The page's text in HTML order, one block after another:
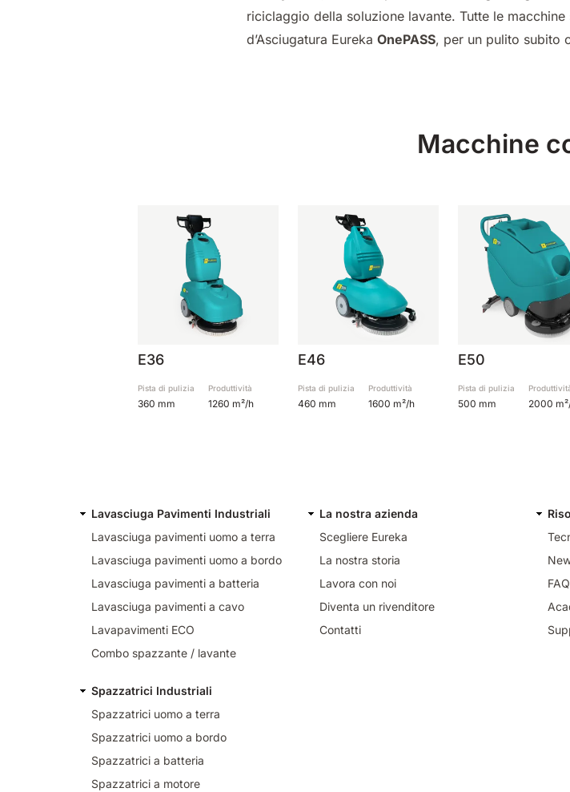
riciclaggio della soluzione lavante. Tutte le
d’Asciugatura Eureka OnePASS, per un pulito subito
Macchine
E36
Pista di pulizia
360 mm
Produttività
1260 m²/h
E46
Pista di pulizia
460 mm
Produttività
1600 m²/h
E50
Pista di pulizia
500 mm 2000
Lavasciuga Pavimenti Industriali
Lavasciuga pavimenti uomo a terra
Lavasciuga pavimenti uomo a bordo
Lavasciuga pavimenti a batteria
Lavasciuga pavimenti a cavo
Lavapavimenti ECO
Combo spazzante / lavante
Spazzatrici Industriali
Spazzatrici uomo a terra
Spazzatrici uomo a bordo
Spazzatrici a batteria
Spazzatrici a motore
La nostra azienda
Scegliere Eureka
La nostra storia
Lavora con noi
Diventa un rivenditore
Contatti
FAQ